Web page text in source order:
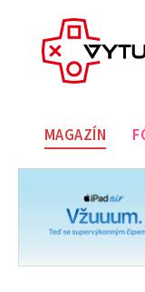
MAGAZÍN